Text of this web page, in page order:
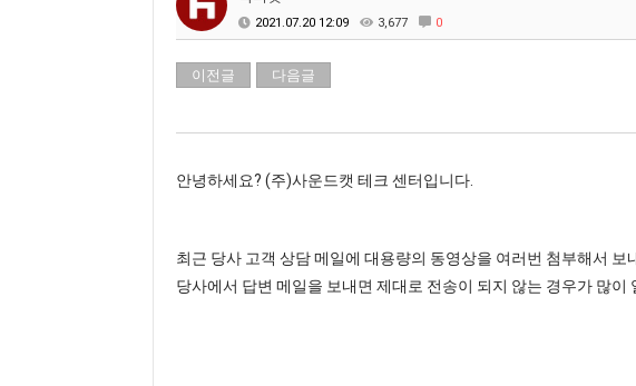
2021.07.20 12:09 3,677 0
이전글 다음글
안녕하세요? (주)사운드캣 테크 센터입니다.
최근 당사 고객 상담 메일에 대용량의 동영상을 여러번 첨부해서
당사에서 답변 메일을 보내면 제대로 전송이 되지 않는 경우가 많이